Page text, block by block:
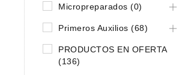
Micropreparados (0)
Primeros Auxilios (68)
PRODUCTOS EN OFERTA
(136)